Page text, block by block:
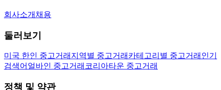
회사소개 채용
둘러보기
미국 한인 중고거래 지역별 중고거래 카테고리별 중고거래 인기
검색어 얼바인 중고거래 코리아타운 중고거래
정책 및 약관